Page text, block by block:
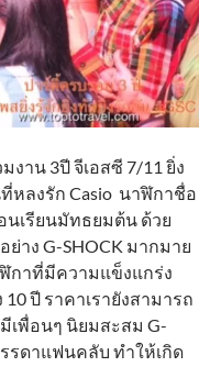
งาน 3ปี จีเอสซี 7/11 ยิ่ง
หลงรัก Casio นาฬิกาชื่อ
เรียนมัทธยมต้น ด้วย
าง G-SHOCK มากมาย
กาที่มีความแข็งแกร่ง
ปี ราคาเรายังสามารถ
เพื่อนๆ นิยมสะสม G-
รดาแฟนคลับ ทำให้เกิด